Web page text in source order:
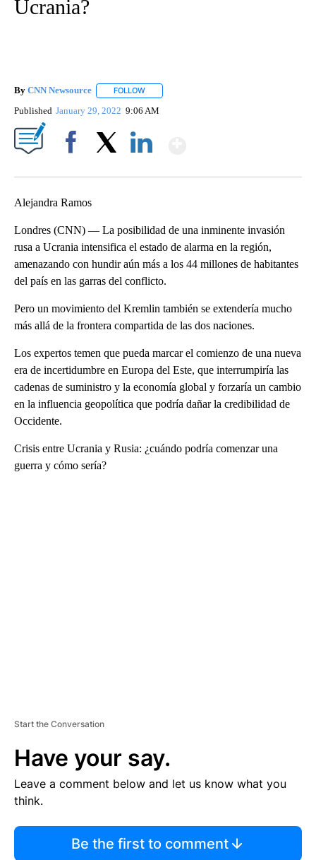
Ucrania?
By CNN Newsource FOLLOW
Published January 29, 2022 9:06 AM
Alejandra Ramos
Londres (CNN) — La posibilidad de una inminente invasión
rusa a Ucrania intensifica el estado de alarma en la región,
amenazando con hundir aún más a los 44 millones de habitantes
del país en las garras del conflicto.
Pero un movimiento del Kremlin también se extendería mucho
más allá de la frontera compartida de las dos naciones.
Los expertos temen que pueda marcar el comienzo de una nueva
era de incertidumbre en Europa del Este, que interrumpiría las
cadenas de suministro y la economía global y forzaría un cambio
en la influencia geopolítica que podría dañar la credibilidad de
Occidente.
Crisis entre Ucrania y Rusia: ¿cuándo podría comenzar una
guerra y cómo sería?
Start the Conversation
Have your say.
Leave a comment below and let us know what you
think.
Be the first to comment